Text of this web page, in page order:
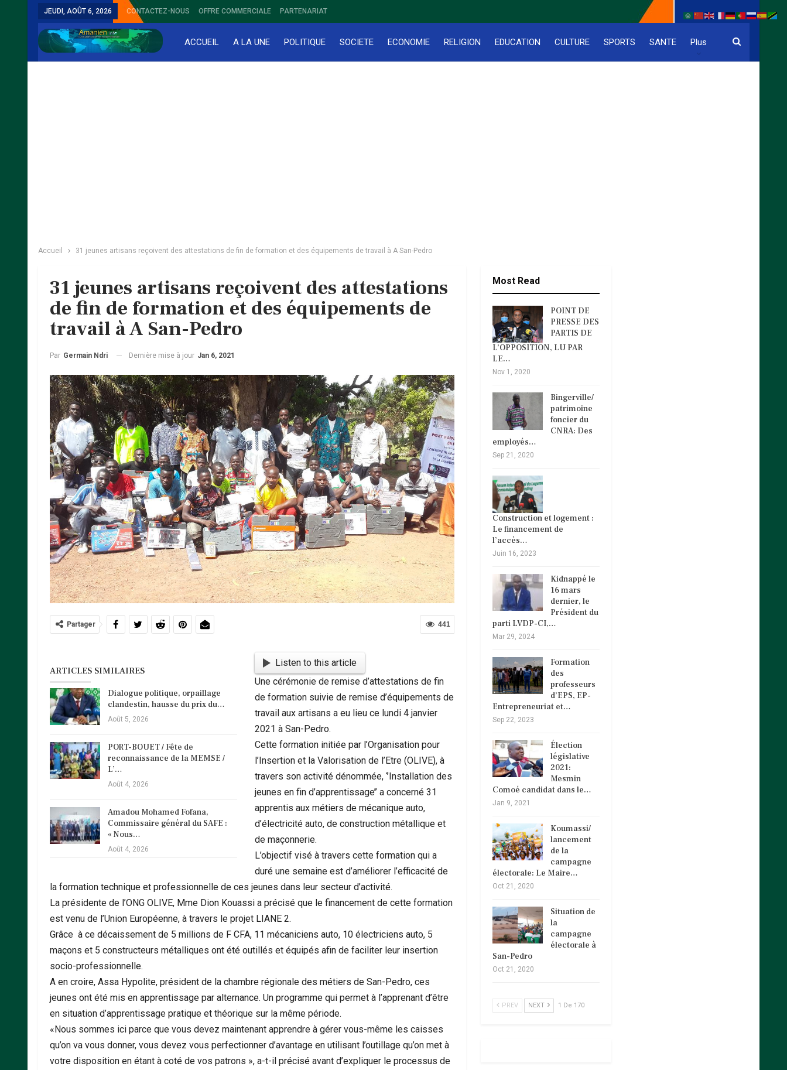
JEUDI, AOÛT 6, 2026 CONTACTEZ-NOUS OFFRE COMMERCIALE PARTENARIAT
ACCUEIL A LA UNE POLITIQUE SOCIETE ECONOMIE RELIGION EDUCATION CULTURE SPORTS SANTE Plus
Accueil 31 jeunes artisans reçoivent des attestations de fin de formation et des équipements de travail à A San-Pedro
31 jeunes artisans reçoivent des attestations
de fin de formation et des équipements de
travail à A San-Pedro
Par Germain Ndri Dernière mise à jour Jan 6, 2021
441
Partager
ARTICLES SIMILAIRES
Dialogue politique, orpaillage
clandestin, hausse du prix du…
Août 5, 2026
PORT-BOUET / Fête de
reconnaissance de la MEMSE /
L’…
Août 4, 2026
Amadou Mohamed Fofana,
Commissaire général du SAFE :
« Nous…
Août 4, 2026
Listen to this article
Une cérémonie de remise d’attestations de fin
de formation suivie de remise d’équipements de
travail aux artisans a eu lieu ce lundi 4 janvier
2021 à San-Pedro.
Cette formation initiée par l’Organisation pour
l’Insertion et la Valorisation de l’Etre (OLIVE), à
travers son activité dénommée, ‘’Installation des
jeunes en fin d’apprentissage’’ a concerné 31
apprentis aux métiers de mécanique auto,
d’électricité auto, de construction métallique et
de maçonnerie.
L’objectif visé à travers cette formation qui a
duré une semaine est d’améliorer l’efficacité de
la formation technique et professionnelle de ces jeunes dans leur secteur d’activité.
La présidente de l’ONG OLIVE, Mme Dion Kouassi a précisé que le financement de cette formation
est venu de l’Union Européenne, à travers le projet LIANE 2.
Grâce à ce décaissement de 5 millions de F CFA, 11 mécaniciens auto, 10 électriciens auto, 5
maçons et 5 constructeurs métalliques ont été outillés et équipés afin de faciliter leur insertion
socio-professionnelle.
A en croire, Assa Hypolite, président de la chambre régionale des métiers de San-Pedro, ces
jeunes ont été mis en apprentissage par alternance. Un programme qui permet à l’apprenant d’être
en situation d’apprentissage pratique et théorique sur la même période.
«Nous sommes ici parce que vous devez maintenant apprendre à gérer vous-même les caisses
qu’on va vous donner, vous devez vous perfectionner d’avantage en utilisant l’outillage qu’on met à
votre disposition en étant à coté de vos patrons », a-t-il précisé avant d’expliquer le processus de
Most Read
POINT DE
PRESSE DES
PARTIS DE
L’OPPOSITION, LU PAR
LE…
Nov 1, 2020
Bingerville/
patrimoine
foncier du
CNRA: Des
employés…
Sep 21, 2020
Construction et logement :
Le financement de
l’accès…
Juin 16, 2023
Kidnappé le
16 mars
dernier, le
Président du
parti LVDP-CI,…
Mar 29, 2024
Formation
des
professeurs
d’EPS, EP-
Entrepreneuriat et…
Sep 22, 2023
Élection
législative
2021:
Mesmin
Comoé candidat dans le…
Jan 9, 2021
Koumassi/
lancement
de la
campagne
électorale: Le Maire…
Oct 21, 2020
Situation de
la
campagne
électorale à
San-Pedro
Oct 21, 2020
PREV NEXT 1 De 170